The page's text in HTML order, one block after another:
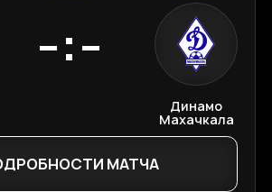
-:-
Динамо
Махачкала
МАТЧА